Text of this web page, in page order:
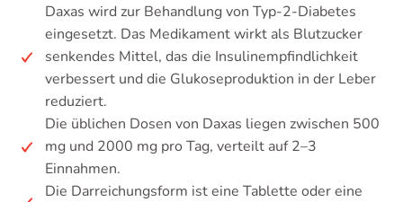
Daxas wird zur Behandlung von Typ-2-Diabetes
eingesetzt. Das Medikament wirkt als Blutzucker
senkendes Mittel, das die Insulinempfindlichkeit
verbessert und die Glukoseproduktion in der Leber
reduziert.
Die üblichen Dosen von Daxas liegen zwischen 500
mg und 2000 mg pro Tag, verteilt auf 2–3
Einnahmen.
Die Darreichungsform ist eine Tablette oder eine